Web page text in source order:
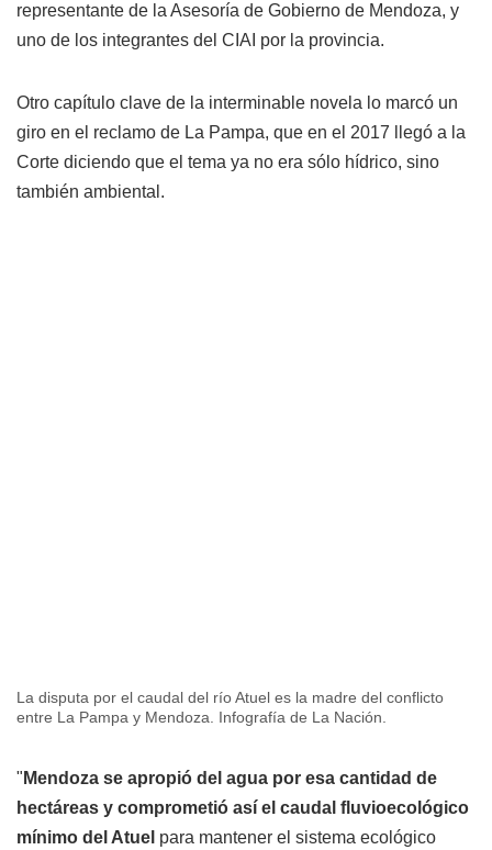
representante de la Asesoría de Gobierno de Mendoza, y
uno de los integrantes del CIAI por la provincia.
Otro capítulo clave de la interminable novela lo marcó un
giro en el reclamo de La Pampa, que en el 2017 llegó a la
Corte diciendo que el tema ya no era sólo hídrico, sino
también ambiental.
La disputa por el caudal del río Atuel es la madre del conflicto
entre La Pampa y Mendoza. Infografía de La Nación.
" Mendoza se apropió del agua por esa cantidad de
hectáreas y comprometió así el caudal fluvioecológico
mínimo del Atuel para mantener el sistema ecológico